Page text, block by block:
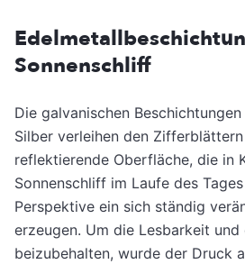
Sonnenschliff
Die galvanischen
Silber verleihen den
reflektierende Oberfläche, die in
Sonnenschliff im Laufe des
Perspektive ein sich ständig
erzeugen. Um die Lesbarkeit und
beizubehalten, wurde der Druck